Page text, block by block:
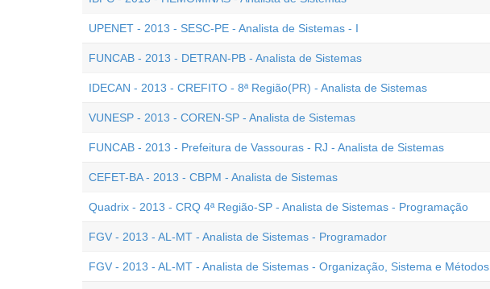
UPENET - 2013 - SESC-PE - Analista de Sistemas - I
FUNCAB - 2013 - DETRAN-PB - Analista de Sistemas
IDECAN - 2013 - CREFITO - 8ª Região(PR) - Analista de Sistemas
VUNESP - 2013 - COREN-SP - Analista de Sistemas
FUNCAB - 2013 - Prefeitura de Vassouras - RJ - Analista de Sistemas
CEFET-BA - 2013 - CBPM - Analista de Sistemas
Quadrix - 2013 - CRQ 4ª Região-SP - Analista de Sistemas - Programação
FGV - 2013 - AL-MT - Analista de Sistemas - Programador
FGV - 2013 - AL-MT - Analista de Sistemas - Organização, Sistema e Métodos